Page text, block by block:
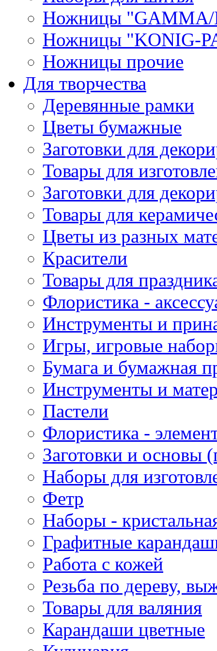
Ножницы "GAMMA/
Ножницы "KONIG-
Ножницы прочие
Для творчества
Деревянные рамки
Цветы бумажные
Заготовки для
Товары для
Заготовки для
Товары для
Цветы из разных
Красители
Товары для
Флористика -
Инструменты и
Игры, игровые
Бумага и бумажная
Инструменты и
Пастели
Флористика -
Заготовки и основы
Наборы для
Фетр
Наборы -
Графитные
Работа с кожей
Резьба по дереву,
Товары для валяния
Карандаши цветные